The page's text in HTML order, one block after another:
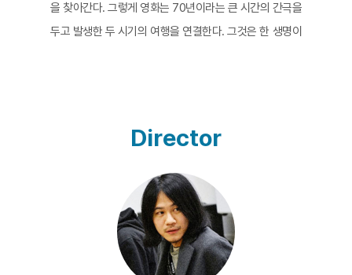
을 찾아간다. 그렇게 영화는 70년이라는 큰 시간의 간극을
두고 발생한 두 시기의 여행을 연결한다. 그것은 한 생명이
들림과 부유하는 이미지들로 형상화된다. 영화의 여정은
프랑스 북부 투르쿠앙에서 출발해 유럽을 가로질러 아시
아 대륙 횡단 철도를 따라 시베리아와 몽골를 건너간다. 긴
여행 속에서 감독은 오래된 사진 한 장에 얽힌 기억을 조금
씩 끄집어 낸다. 여정의 시작점에서 희미한 사진은 감독 자
신의 비밀스런 이야기인 양 혹은 오래전 기억 속의 것인 양
풀어진다. 하지만 여정의 끝에 다다를수록 사진은 선명해
Director